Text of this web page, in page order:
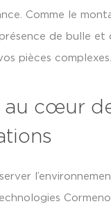
Comme le
de bulle et
pièces complexes.
au cœur